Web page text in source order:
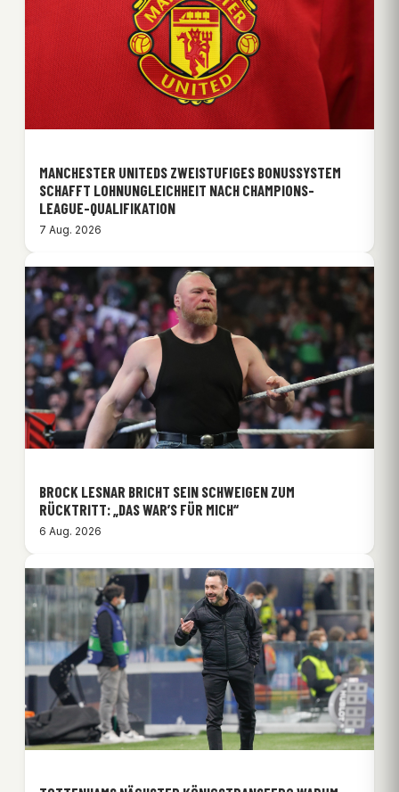
MANCHESTER UNITEDS ZWEISTUFIGES BONUSSYSTEM
SCHAFFT LOHNUNGLEICHHEIT NACH CHAMPIONS-
LEAGUE-QUALIFIKATION
7 Aug. 2026
BROCK LESNAR BRICHT SEIN SCHWEIGEN ZUM
RÜCKTRITT: „DAS WAR’S FÜR MICH“
6 Aug. 2026